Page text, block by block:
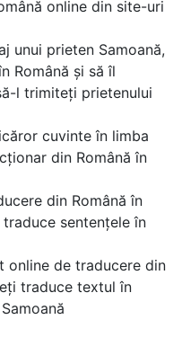
online din site-uri
unui prieten Samoană,
Română și să îl
l trimiteți prietenului
cuvinte în limba
din Română în
din Română în
sentențele în
online de traducere din
traduce textul în